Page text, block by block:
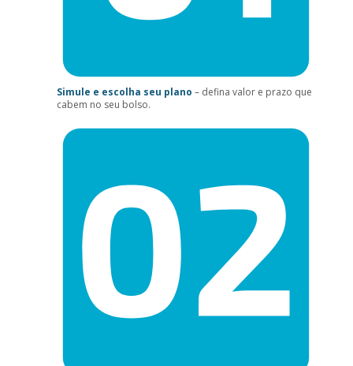
Simule e escolha seu plano – defina valor e prazo que
cabem no seu bolso.